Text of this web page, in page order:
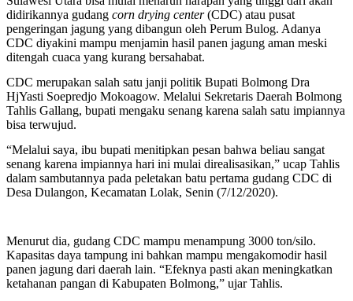
didirikannya gudang corn drying center(CDC) atau pusat
pengeringan jagung yang dibangun oleh Perum Bulog. Adanya
CDC diyakini mampu menjamin hasil panen jagung aman meski
ditengah cuaca yang kurang bersahabat.
CDC merupakan salah satu janji politik Bupati Bolmong Dra
HjYasti Soepredjo Mokoagow. Melalui Sekretaris Daerah Bolmong
Tahlis Gallang, bupati mengaku senang karena salah satu impiannya
bisa terwujud.
“Melalui saya, ibu bupati menitipkan pesan bahwa beliau sangat
senang karena impiannya hari ini mulai direalisasikan,” ucap Tahlis
dalam sambutannya pada peletakan batu pertama gudang CDC di
Desa Dulangon, Kecamatan Lolak, Senin (7/12/2020).
Menurut dia, gudang CDC mampu menampung 3000 ton/silo.
Kapasitas daya tampung ini bahkan mampu mengakomodir hasil
panen jagung dari daerah lain. “Efeknya pasti akan meningkatkan
ketahanan pangan di Kabupaten Bolmong,” ujar Tahlis.